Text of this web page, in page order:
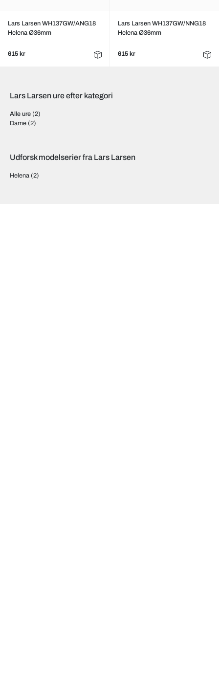
Lars Larsen WH137GW/ANG18
Helena Ø36mm
615 kr
Lars Larsen WH137GW/NNG18
Helena Ø36mm
615 kr
Lars Larsen ure efter kategori
Alle ure (2)
Dame (2)
Udforsk modelserier fra Lars Larsen
Helena (2)